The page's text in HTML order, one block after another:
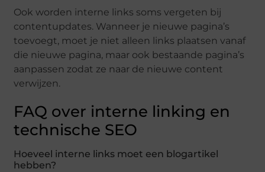
Ook worden interne links soms vergeten bij
contentupdates. Wanneer je nieuwe pagina’s
toevoegt, moet je niet alleen links plaatsen vanaf
die nieuwe pagina, maar ook bestaande pagina’s
aanpassen zodat ze naar de nieuwe content
verwijzen.
FAQ over interne linking en
technische SEO
Hoeveel interne links moet een blogartikel
hebben?